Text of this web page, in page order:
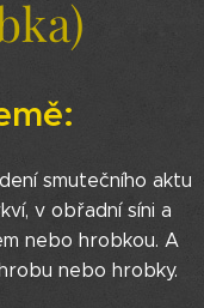
smutečního aktu
v obřadní síni a
nebo hrobkou. A
nebo hrobky.